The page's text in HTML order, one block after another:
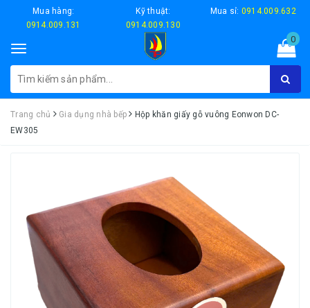
Mua hàng:
0914.009.131
Kỹ thuật:
0914.009.130
Mua sỉ: 0914.009.632
Toggle
navigation
0
Trang chủ Gia dụng nhà bếp
Hộp khăn giấy gỗ vuông Eonwon DC-
EW305